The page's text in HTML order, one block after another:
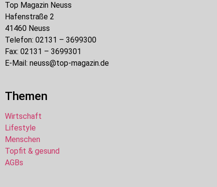
Top Magazin Neuss
Hafenstraße 2
41460 Neuss
Telefon: 02131 – 3699300
Fax: 02131 – 3699301
E-Mail: neuss@top-magazin.de
Themen
Wirtschaft
Lifestyle
Menschen
Topfit & gesund
AGBs